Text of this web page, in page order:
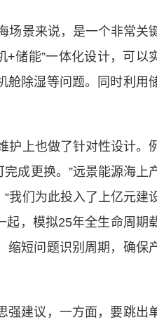
景来说，是一个非常关
+储能”一体化设计，可以
舱除湿等问题。同时利用
上也做了针对性设计。
成更换。”远景能源海上
我们为此投入了上亿元建
起，模拟25年全生命周期
缩短问题识别周期，确保
建议，一方面，要跳出